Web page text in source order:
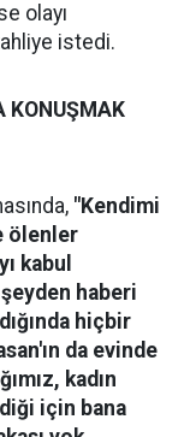
olayı
istedi.
KONUŞMAK
"Kendimi
ölenler
kabul
haberi
hiçbir
da evinde
kadın
için bana